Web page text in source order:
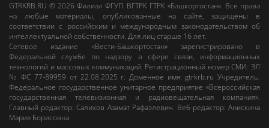
GTRKRB.RU © 2026Филиал ФГУП ВГТРК ГТРК «Башкортостан». Все права
на любые материалы, опубликованные на сайте, защищены в
соответствии с российским и международным законодательством об
интеллектуальной собственности. Для лиц старше 16 лет.
Сетевое издание «Вести-Башкортостан»зарегистрировано в
Федеральной службе по надзору в сфере связи, информационных
технологий и массовых коммуникаций. Регистрационный номер СМИ: ЭЛ
№ ФС 77-89959 от 22.08.2025 г. Доменное имя:gtrkrb.ru Учредитель:
Федеральное государственное унитарное предприятие «Всероссийская
государственная телевизионная и радиовещательная компания».
Главный редактор:Салихов Азамат Рафаэлевич. Веб-редактор:Анискина
Мария Борисовна.